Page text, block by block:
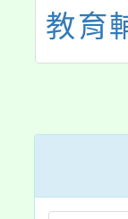
教育
平等
「
平等